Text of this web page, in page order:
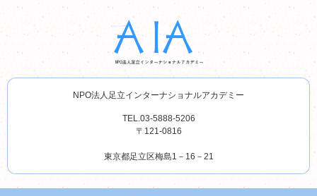
NPO法人足立インターナショナルアカデミー
TEL.03-5888-5206
〒121-0816
東京都足立区梅島1－16－21